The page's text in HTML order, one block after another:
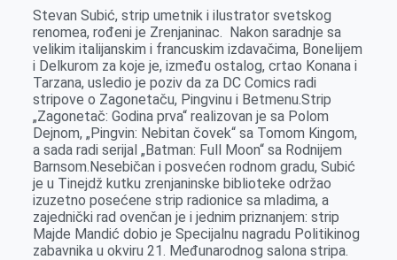
Stevan Subić, strip umetnik i ilustrator svetskog
renomea, rođeni je Zrenjaninac. Nakon saradnje sa
velikim italijanskim i francuskim izdavačima, Bonelijem
i Delkurom za koje je, između ostalog, crtao Konana i
Tarzana, usledio je poziv da za DC Comics radi
stripove o Zagonetaču, Pingvinu i Betmenu.Strip
„Zagonetač: Godina prva“ realizovan je sa Polom
Dejnom, „Pingvin: Nebitan čovek“ sa Tomom Kingom,
a sada radi serijal „Batman: Full Moon“ sa Rodnijem
Barnsom.Nesebičan i posvećen rodnom gradu, Subić
je u Tinejdž kutku zrenjaninske biblioteke održao
izuzetno posećene strip radionice sa mladima, a
zajednički rad ovenčan je i jednim priznanjem: strip
Majde Mandić dobio je Specijalnu nagradu Politikinog
zabavnika u okviru 21. Međunarodnog salona stripa.